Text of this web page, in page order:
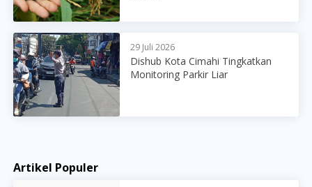
29 Juli 2026
Dishub Kota Cimahi Tingkatkan
Monitoring Parkir Liar
Artikel Populer